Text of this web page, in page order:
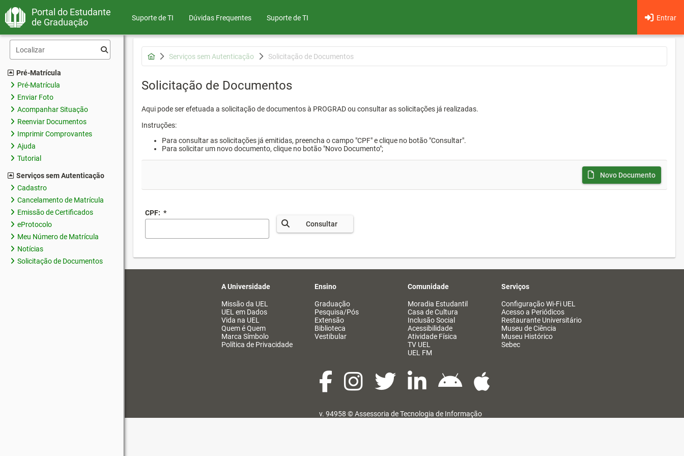
Portal do Estudante
de Graduação
Suporte de TI Dúvidas Frequentes Entrar
Suporte de TI
Pré-Matrícula
Pré-Matrícula
Enviar Foto
Acompanhar Situação
Reenviar Documentos
Imprimir Comprovantes
Ajuda
Tutorial
Serviços sem Autenticação
Cadastro
Cancelamento de Matrícula
Emissão de Certificados
eProtocolo
Meu Número de Matrícula
Notícias
Solicitação de Documentos
Serviços sem Autenticação Solicitação de Documentos
Solicitação de Documentos
Aqui pode ser efetuada a solicitação de documentos à PROGRAD ou consultar as solicitações já realizadas.
Instruções:
Para consultar as solicitações já emitidas, preencha o campo "CPF" e clique no botão "Consultar".
Para solicitar um novo documento, clique no botão "Novo Documento";
Novo Documento
CPF: *
Consultar
A Universidade
Missão da UEL
UEL em Dados
Vida na UEL
Quem é Quem
Marca Símbolo
Política de Privacidade
Ensino
Graduação
Pesquisa/Pós
Extensão
Biblioteca
Vestibular
Comunidade
Moradia Estudantil
Casa de Cultura
Inclusão Social
Acessibilidade
Atividade Física
TV UEL
UEL FM
Serviços
Configuração Wi-Fi UEL
Acesso a Periódicos
Restaurante Universitário
Museu de Ciência
Museu Histórico
Sebec
v. 94958 ©Assessoria de Tecnologia de Informação